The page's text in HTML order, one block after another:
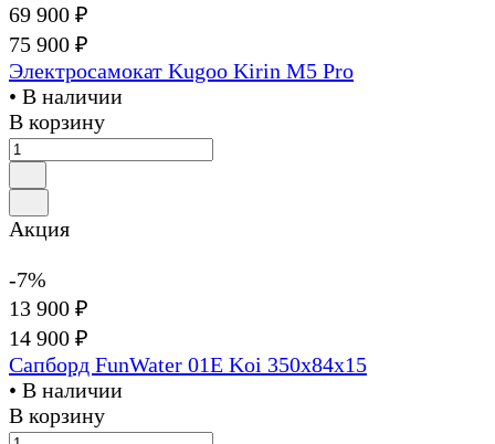
69 900 ₽
75 900 ₽
Электросамокат Kugoo Kirin M5 Pro
• В наличии
В корзину
Акция
-7%
13 900 ₽
14 900 ₽
Сапборд FunWater 01E Koi 350x84x15
• В наличии
В корзину